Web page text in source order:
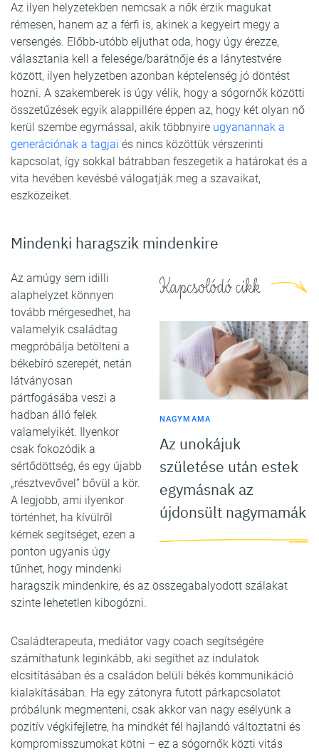
Az ilyen helyzetekben nemcsak a nők érzik magukat
rémesen, hanem az a férfi is, akinek a kegyeirt megy a
versengés. Előbb-utóbb eljuthat oda, hogy úgy érezze,
választania kell a felesége/barátnője és a lánytestvére
között, ilyen helyzetben azonban képtelenség jó döntést
hozni. A szakemberek is úgy vélik, hogy a sógornők közötti
összetűzések egyik alappillére éppen az, hogy két olyan nő
kerül szembe egymással, akik többnyire ugyanannak a
generációnak a tagjai és nincs közöttük vérszerinti
kapcsolat, így sokkal bátrabban feszegetik a határokat és a
vita hevében kevésbé válogatják meg a szavaikat,
eszközeiket.
Mindenki haragszik mindenkire
Kapcsolódó cikk
NAGYMAMA
Az unokájuk
születése után estek
egymásnak az
újdonsült nagymamák
Az amúgy sem idilli
alaphelyzet könnyen
tovább mérgesedhet, ha
valamelyik családtag
megpróbálja betölteni a
békebíró szerepét, netán
látványosan
pártfogásába veszi a
hadban álló felek
valamelyikét. Ilyenkor
csak fokozódik a
sértődöttség, és egy újabb
„résztvevővel” bővül a kör.
A legjobb, ami ilyenkor
történhet, ha kívülről
kérnek segítséget, ezen a
ponton ugyanis úgy
tűnhet, hogy mindenki
haragszik mindenkire, és az összegabalyodott szálakat
szinte lehetetlen kibogózni.
Családterapeuta, mediátor vagy coach segítségére
számíthatunk leginkább, aki segíthet az indulatok
elcsitításában és a családon belüli békés kommunikáció
kialakításában. Ha egy zátonyra futott párkapcsolatot
próbálunk megmenteni, csak akkor van nagy esélyünk a
pozitív végkifejletre, ha mindkét fél hajlandó változtatni és
kompromisszumokat kötni – ez a sógornők közti vitás